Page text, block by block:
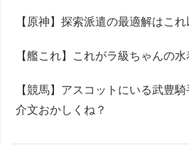
【原神】探索派遣の最適解はこ
【艦これ】これがラ級ちゃんの
【競馬】アスコットにいる武豊
介文おかしくね？